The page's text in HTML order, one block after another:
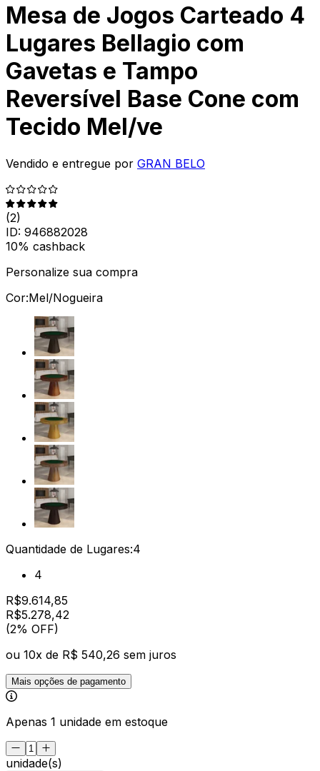
Mesa de Jogos Carteado 4
Lugares Bellagio com
Gavetas e Tampo
Reversível Base Cone com
Tecido Mel/ve
Vendido e entregue por GRAN BELO
(2)
ID: 946882028
10% cashback
Personalize sua compra
Cor:Mel/Nogueira
Quantidade de Lugares:4
4
R$9.614,85
R$5.278,42
(2% OFF)
ou 10x de R$ 540,26 sem juros
Mais opções de pagamento
Apenas 1 unidade em estoque
unidade(s)